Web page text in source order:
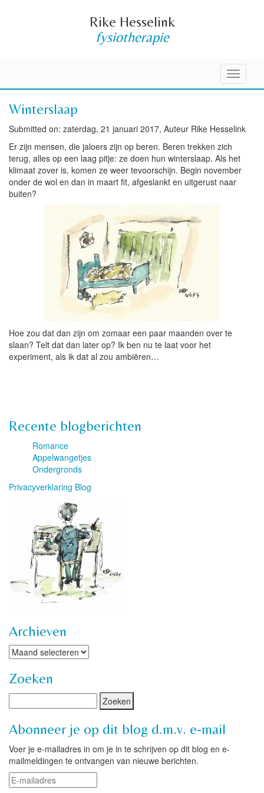
Rike Hesselink
fysiotherapie
Toggle
Winterslaap
Submitted on: zaterdag, 21 januari 2017, Auteur Rike Hesselink
Er zijn mensen, die jaloers zijn op beren. Beren trekken zich
terug, alles op een laag pitje: ze doen hun winterslaap. Als het
klimaat zover is, komen ze weer tevoorschijn. Begin november
onder de wol en dan in maart fit, afgeslankt en uitgerust naar
buiten?
Hoe zou dat dan zijn om zomaar een paar maanden over te
slaan? Telt dat dan later op? Ik ben nu te laat voor het
experiment, als ik dat al zou ambiëren…
Recente blogberichten
Romance
Appelwangetjes
Ondergronds
Privacyverklaring Blog
Archieven
Archieven
Zoeken
Abonneer je op dit blog d.m.v. e-mail
Voer je e-mailadres in om je in te schrijven op dit blog en e-
mailmeldingen te ontvangen van nieuwe berichten.
E-
mailadres